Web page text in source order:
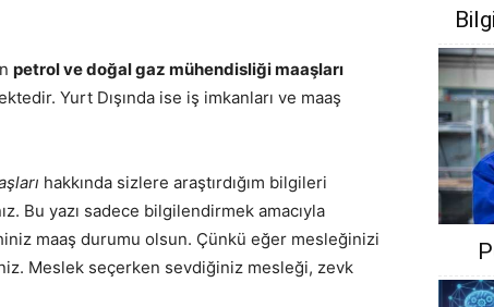
petrol ve doğal gaz mühendisliği maaşları
Yurt Dışında ise iş imkanları ve maaş
hakkında sizlere araştırdığım bilgileri
Bu yazı sadece bilgilendirmek amacıyla
maaş durumu olsun. Çünkü eğer mesleğinizi
Meslek seçerken sevdiğiniz mesleği, zevk